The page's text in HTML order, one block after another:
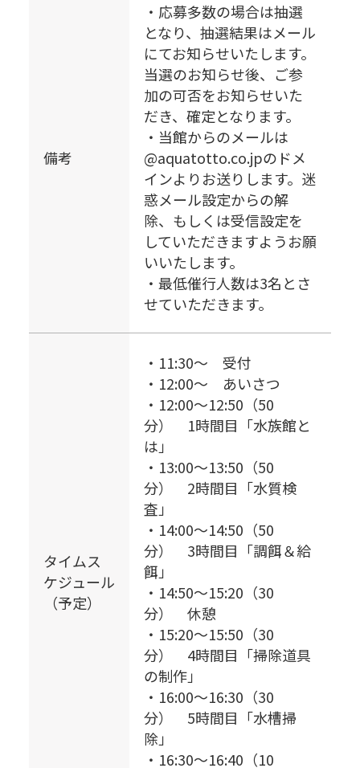
備考
・応募多数の場合は抽選
となり、抽選結果はメール
にてお知らせいたします。
当選のお知らせ後、ご参
加の可否をお知らせいた
だき、確定となります。
・当館からのメールは
@aquatotto.co.jpのドメ
インよりお送りします。迷
惑メール設定からの解
除、もしくは受信設定を
していただきますようお願
いいたします。
・最低催行人数は3名とさ
せていただきます。
タイムス
ケジュール
（予定）
・11:30～ 受付
・12:00～ あいさつ
・12:00～12:50（50
分） 1時間目「水族館と
は」
・13:00～13:50（50
分） 2時間目「水質検
査」
・14:00～14:50（50
分） 3時間目「調餌＆給
餌」
・14:50～15:20（30
分） 休憩
・15:20～15:50（30
分） 4時間目「掃除道具
の制作」
・16:00～16:30（30
分） 5時間目「水槽掃
除」
・16:30～16:40（10